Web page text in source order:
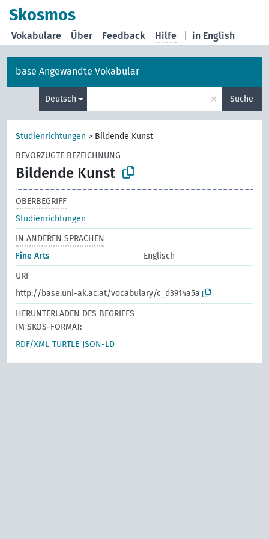
Skosmos
in English
Vokabulare Über Feedback Hilfe
base Angewandte Vokabular
Deutsch × Suche
Studienrichtungen > Bildende Kunst
BEVORZUGTE BEZEICHNUNG
Bildende Kunst
OBERBEGRIFF
Studienrichtungen
IN ANDEREN SPRACHEN
Fine Arts
Englisch
URI
http://base.uni-ak.ac.at/vocabulary/c_d3914a5a
HERUNTERLADEN DES BEGRIFFS
IM SKOS-FORMAT:
RDF/XML TURTLE JSON-LD